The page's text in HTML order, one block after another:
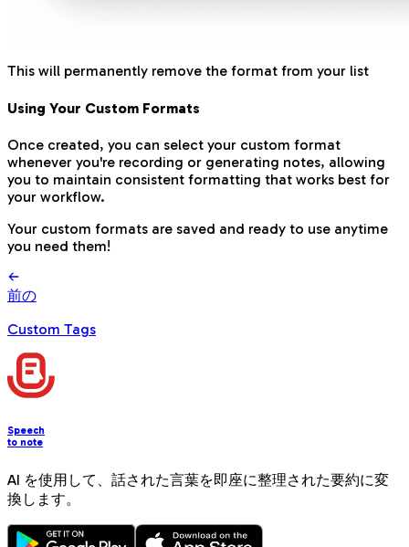
This will permanently remove the format from your list
Using Your Custom Formats
Once created, you can select your custom format
whenever you're recording or generating notes, allowing
you to maintain consistent formatting that works best for
your workflow.
Your custom formats are saved and ready to use anytime
you need them!
前の
Custom Tags
Speech
to note
AI を使用して、話された言葉を即座に整理された要約に変
換します。